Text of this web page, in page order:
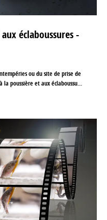
éclaboussures -
ou du site de prise de
poussière et aux éclaboussu...